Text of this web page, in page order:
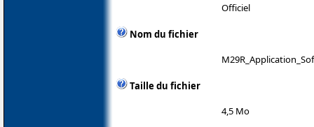
Officiel
Nom du fichier
Taille du fichier
4,5 Mo